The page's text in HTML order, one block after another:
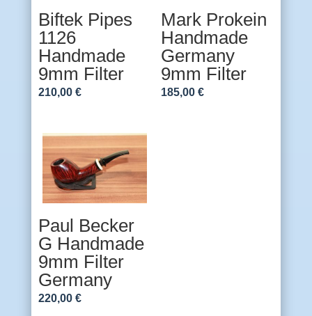
Biftek Pipes
1126
Handmade
9mm Filter
210,00 €
Mark Prokein
Handmade
Germany
9mm Filter
185,00 €
Paul Becker
G Handmade
9mm Filter
Germany
220,00 €